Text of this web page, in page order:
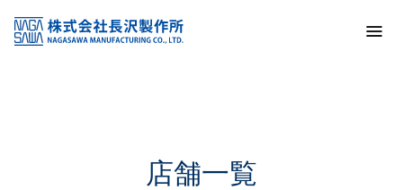
KSS加盟店・取扱店情報
店舗一覧
店舗一覧